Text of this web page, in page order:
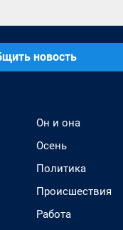
новость
Он и она
Осень
Политика
Происшествия
Работа